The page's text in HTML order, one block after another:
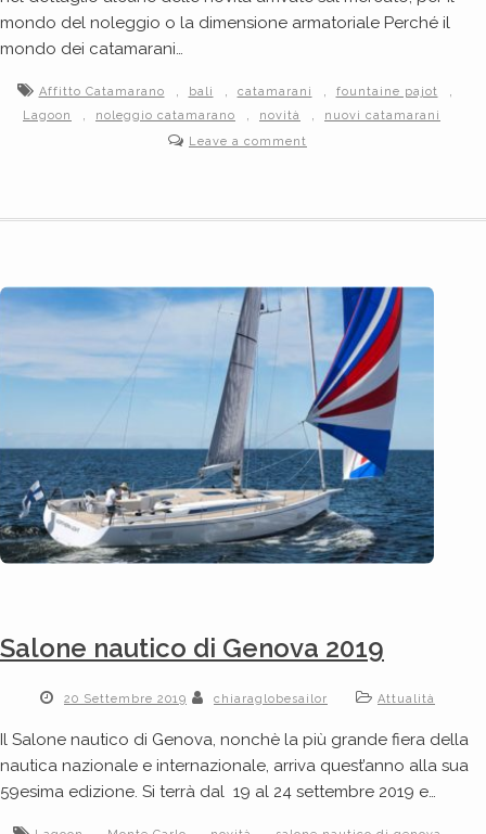
mondo del noleggio o la dimensione armatoriale Perché il
mondo dei catamarani…
Affitto Catamarano , bali , catamarani , fountaine pajot ,
Lagoon , noleggio catamarano , novità ,
nuovi catamarani
Leave a comment
Salone nautico di Genova 2019
20 Settembre 2019 chiaraglobesailor Attualità
Il Salone nautico di Genova, nonchè la più grande fiera della
nautica nazionale e internazionale, arriva quest’anno alla sua
59esima edizione. Si terrà dal 19 al 24 settembre 2019 e…